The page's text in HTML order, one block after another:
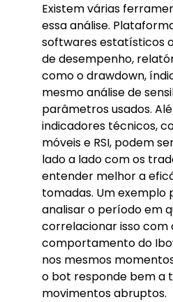
Existem várias
essa análise.
softwares estatísticos
de desempenho,
como o drawdown,
mesmo análise de
parâmetros usados.
indicadores técnicos,
móveis e RSI, podem
lado a lado com os
entender melhor a
tomadas. Um exemplo
analisar o período em
correlacionar isso com
comportamento do
nos mesmos
o bot responde bem a
movimentos abruptos.